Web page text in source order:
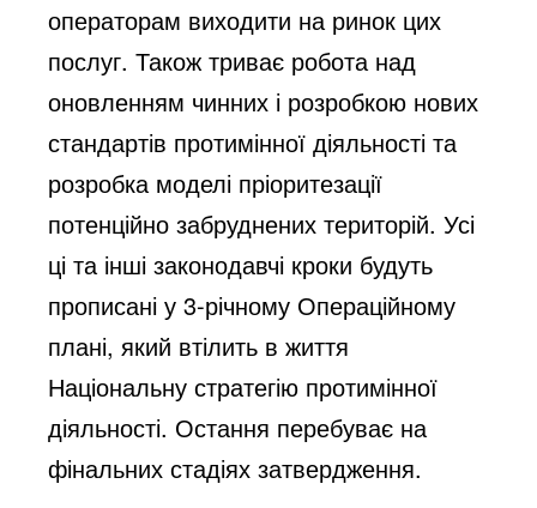
операторам виходити на ринок цих
послуг. Також триває робота над
оновленням чинних і розробкою нових
стандартів протимінної діяльності та
розробка моделі пріоритезації
потенційно забруднених територій. Усі
ці та інші законодавчі кроки будуть
прописані у 3-річному Операційному
плані, який втілить в життя
Національну стратегію протимінної
діяльності. Остання перебуває на
фінальних стадіях затвердження.